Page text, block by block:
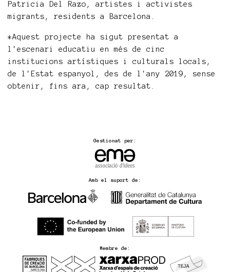
Patricia Del Razo, artistes i activistes
migrants, residents a Barcelona.
*Aquest projecte ha sigut presentat a
l'escenari educatiu en més de cinc
institucions artístiques i culturals locals,
de l'Estat espanyol, des de l'any 2019, sense
obtenir, fins ara, cap resultat.
Gestionat per:
Amb el suport de:
Membre de: